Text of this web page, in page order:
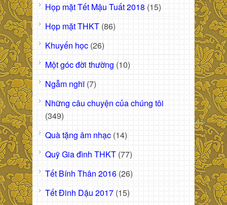
Họp mặt Tết Mậu Tuất 2018 (15)
Họp mặt THKT (86)
Khuyến học (26)
Một góc đời thường (10)
Ngẫm nghĩ(7)
Những câu chuyện của chúng tôi
(349)
Quà tặng âm nhạc (14)
Quỹ Gia đình THKT (77)
Tết Bính Thân 2016 (26)
Tết Đinh Dậu 2017 (15)